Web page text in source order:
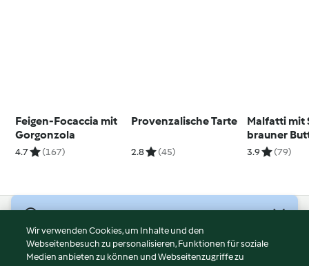
Feigen-Focaccia mit
Gorgonzola
4.7 (167)
Provenzalische Tarte
2.8 (45)
Malfatti mit
brauner
Käse
3.9 (79)
Nutzungsbedingungen
Wir verwenden Cookies, um Inhalte und den
Webseitenbesuch zu personalisieren, Funktionen für soziale
Medien anbieten zu können und Webseitenzugriffe zu